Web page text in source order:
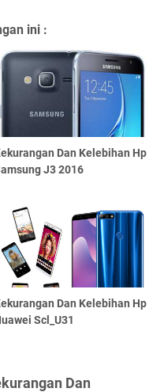
ini :
Dan Kelebihan Hp
J3 2016
Dan Kelebihan Hp
Scl_U31
Dan